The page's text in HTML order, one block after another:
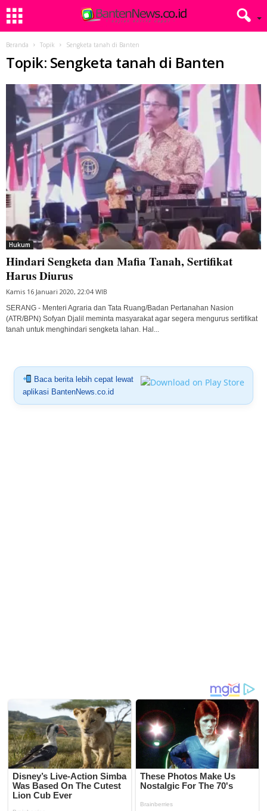
Beranda Topik Sengketa tanah di Banten
Topik: Sengketa tanah di Banten
Hukum
Hindari Sengketa dan Mafia Tanah, Sertifikat
Harus Diurus
Kamis 16 Januari 2020, 22:04 WIB
SERANG - Menteri Agraria dan Tata Ruang/Badan Pertanahan Nasion
(ATR/BPN) Sofyan Djalil meminta masyarakat agar segera mengurus sertifikat
tanah untuk menghindari sengketa lahan. Hal...
Baca berita lebih cepat lewat
aplikasi BantenNews.co.id